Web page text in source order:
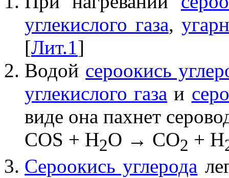
углекислого газа,
[Лит.1 ]
Водой сероокись
углекислого газа и
виде она пахнет
COS + H2O → CO2 + H
Сероокись углерода